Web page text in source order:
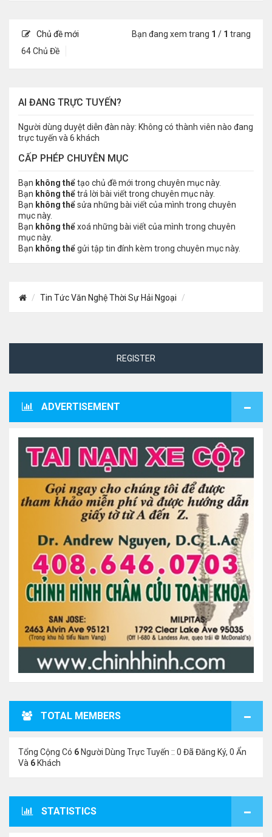
Chủ đề mới
64 Chủ Đề
Bạn đang xem trang 1 / 1 trang
AI ĐANG TRỰC TUYẾN?
Người dùng duyệt diễn đàn này: Không có thành viên nào đang
trực tuyến và 6 khách
CẤP PHÉP CHUYÊN MỤC
Bạn không thểtạo chủ đề mới trong chuyên mục này.
Bạn không thểtrả lời bài viết trong chuyên mục này.
Bạn không thểsửa những bài viết của mình trong chuyên
mục này.
Bạn không thểxoá những bài viết của mình trong chuyên
mục này.
Bạn không thểgửi tập tin đính kèm trong chuyên mục này.
Tin Tức Văn Nghệ Thời Sự Hải Ngoại
REGISTER
ADVERTISEMENT
TOTAL MEMBERS
Tổng Cộng Có 6 Người Dùng Trực Tuyến :: 0 Đã Đăng Ký, 0 Ẩn
Và 6 Khách
STATISTICS